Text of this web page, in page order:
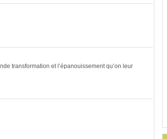
transformation et l’épanouissement qu’on leur